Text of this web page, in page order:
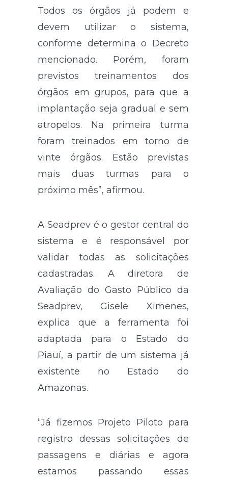
Todos os órgãos já podem e
devem utilizar o sistema,
conforme determina o Decreto
mencionado. Porém, foram
previstos treinamentos dos
órgãos em grupos, para que a
implantação seja gradual e sem
atropelos. Na primeira turma
foram treinados em torno de
vinte órgãos. Estão previstas
mais duas turmas para o
próximo mês”, afirmou.
A Seadprev é o gestor central do
sistema e é responsável por
validar todas as solicitações
cadastradas. A diretora de
Avaliação do Gasto Público da
Seadprev, Gisele Ximenes,
explica que a ferramenta foi
adaptada para o Estado do
Piauí, a partir de um sistema já
existente no Estado do
Amazonas.
“Já fizemos Projeto Piloto para
registro dessas solicitações de
passagens e diárias e agora
estamos passando essas